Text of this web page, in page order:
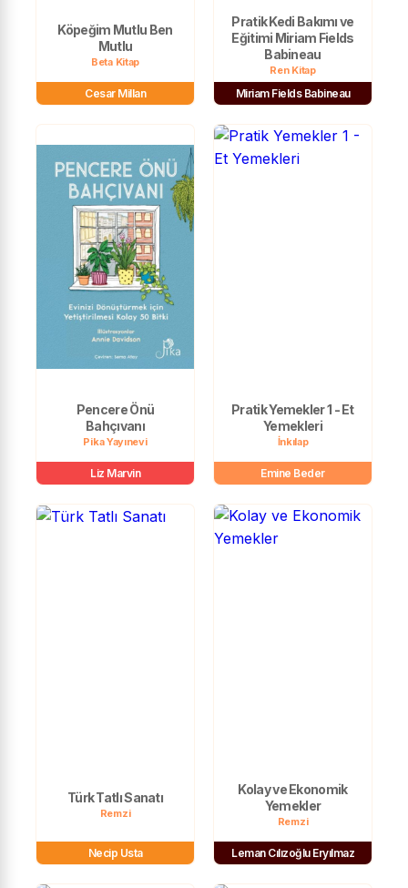
Köpeğim Mutlu Ben
Mutlu
Beta Kitap
Cesar Millan
Pratik Kedi Bakımı ve
Eğitimi Miriam Fields
Babineau
Ren Kitap
Miriam Fields Babineau
Pencere Önü
Bahçıvanı
Pika Yayınevi
Liz Marvin
Pratik Yemekler 1 - Et
Yemekleri
İnkılap
Emine Beder
Türk Tatlı Sanatı
Remzi
Necip Usta
Kolay ve Ekonomik
Yemekler
Remzi
Leman Cılızoğlu Eryılmaz